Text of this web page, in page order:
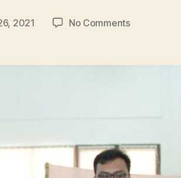
2021 No Commentson
Jurusan